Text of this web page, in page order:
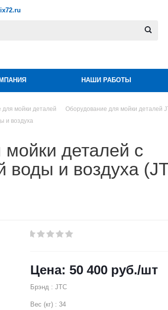
НАШИ РАБОТЫ
мойки деталей
Оборудование для мойки деталей
и воздуха
деталей с
воды и воздуха
50 400 руб./шт
Брэнд : JTC
Вес (кг) : 34